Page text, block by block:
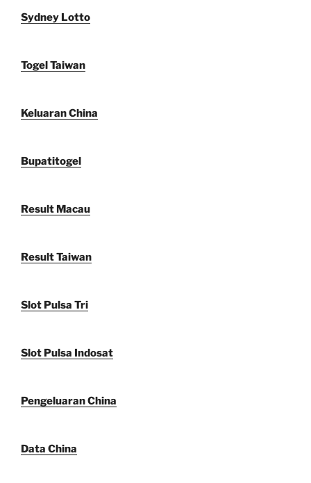
Sydney Lotto
Togel Taiwan
Keluaran China
Bupatitogel
Result Macau
Result Taiwan
Slot Pulsa Tri
Slot Pulsa Indosat
Pengeluaran China
Data China